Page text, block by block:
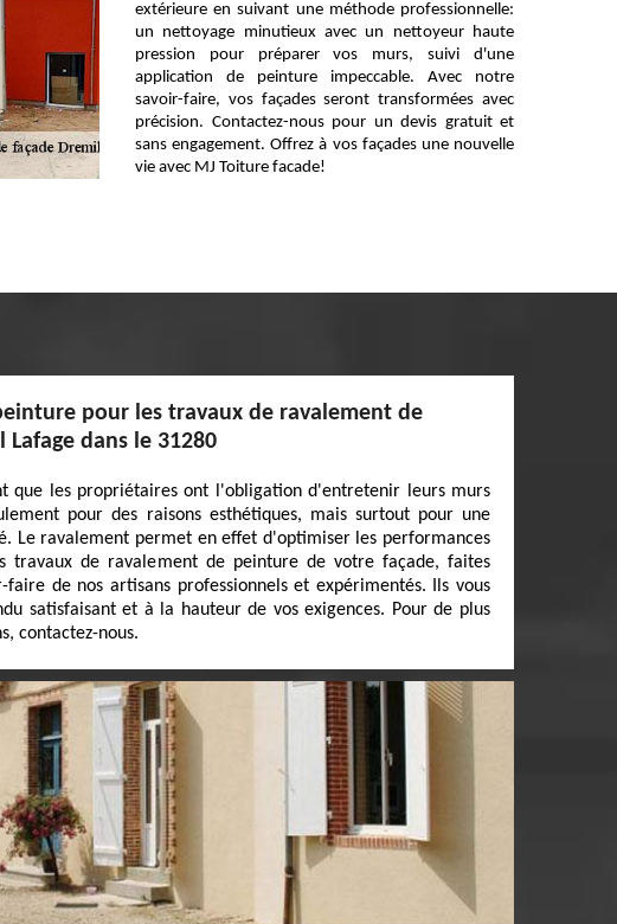
extérieure en suivant une méthode professionnelle:
un nettoyage minutieux avec un nettoyeur haute
pression pour préparer vos murs, suivi d'une
application de peinture impeccable. Avec notre
savoir-faire, vos façades seront transformées avec
précision. Contactez-nous pour un devis gratuit et
sans engagement. Offrez à vos façades une nouvelle
vie avec MJ Toiture facade!
pour les travaux de ravalement de
Lafage dans le 31280
que les propriétaires ont l'obligation d'entretenir leurs murs
pour des raisons esthétiques, mais surtout pour une
Le ravalement permet en effet d'optimiser les performances
travaux de ravalement de peinture de votre façade, faites
faire de nos artisans professionnels et expérimentés. Ils vous
satisfaisant et à la hauteur de vos exigences. Pour de plus
contactez-nous.